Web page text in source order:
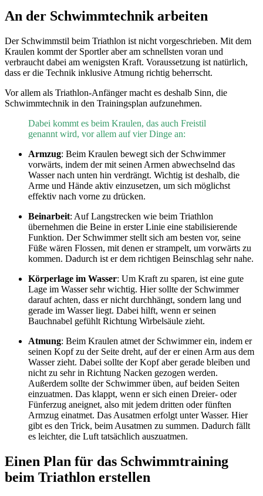
An der Schwimmtechnik arbeiten
Der Schwimmstil beim Triathlon ist nicht vorgeschrieben. Mit dem
Kraulen kommt der Sportler aber am schnellsten voran und
verbraucht dabei am wenigsten Kraft. Voraussetzung ist natürlich,
dass er die Technik inklusive Atmung richtig beherrscht.
Vor allem als Triathlon-Anfänger macht es deshalb Sinn, die
Schwimmtechnik in den Trainingsplan aufzunehmen.
Dabei kommt es beim Kraulen, das auch Freistil
genannt wird, vor allem auf vier Dinge an:
Armzug: Beim Kraulen bewegt sich der Schwimmer
vorwärts, indem der mit seinen Armen abwechselnd das
Wasser nach unten hin verdrängt. Wichtig ist deshalb, die
Arme und Hände aktiv einzusetzen, um sich möglichst
effektiv nach vorne zu drücken.
Beinarbeit: Auf Langstrecken wie beim Triathlon
übernehmen die Beine in erster Linie eine stabilisierende
Funktion. Der Schwimmer stellt sich am besten vor, seine
Füße wären Flossen, mit denen er strampelt, um vorwärts zu
kommen. Dadurch ist er dem richtigen Beinschlag sehr nahe.
Körperlage im Wasser: Um Kraft zu sparen, ist eine gute
Lage im Wasser sehr wichtig. Hier sollte der Schwimmer
darauf achten, dass er nicht durchhängt, sondern lang und
gerade im Wasser liegt. Dabei hilft, wenn er seinen
Bauchnabel gefühlt Richtung Wirbelsäule zieht.
Atmung: Beim Kraulen atmet der Schwimmer ein, indem er
seinen Kopf zu der Seite dreht, auf der er einen Arm aus dem
Wasser zieht. Dabei sollte der Kopf aber gerade bleiben und
nicht zu sehr in Richtung Nacken gezogen werden.
Außerdem sollte der Schwimmer üben, auf beiden Seiten
einzuatmen. Das klappt, wenn er sich einen Dreier- oder
Fünferzug aneignet, also mit jedem dritten oder fünften
Armzug einatmet. Das Ausatmen erfolgt unter Wasser. Hier
gibt es den Trick, beim Ausatmen zu summen. Dadurch fällt
es leichter, die Luft tatsächlich auszuatmen.
Einen Plan für das Schwimmtraining
beim Triathlon erstellen